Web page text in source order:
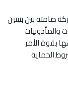
صامتة بين بنيتين
والمأذونيات
بقوة الأمر
الحماية